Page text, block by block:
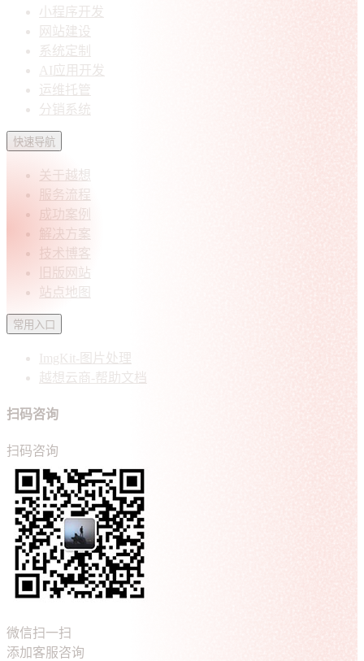
小程序开发
网站建设
系统定制
AI应用开发
运维托管
分销系统
快速导航
关于越想
服务流程
成功案例
解决方案
技术博客
旧版网站
站点地图
常用入口
ImgKit-图片处理
越想云商-帮助文档
扫码咨询
扫码咨询
微信扫一扫
添加客服咨询